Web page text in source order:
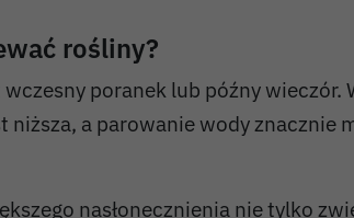
rośliny?
poranek lub późny wieczór.
a parowanie wody znacznie
nasłonecznienia nie tylko